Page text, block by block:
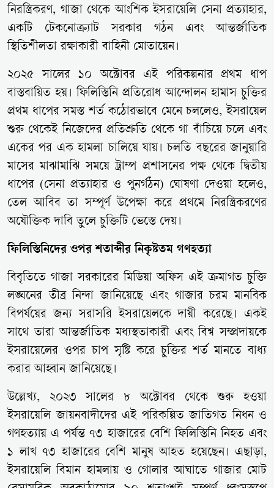
নিরস্ত্রিকরণ, গাজা থেকে আংশিক ইসরায়েলি সেনা প্রত্যাহার,
একটি টেকনোক্র্যাট সরকার গঠন এবং আন্তর্জাতিক
স্থিতিশীলতা রক্ষাকারী বাহিনী মোতায়েন।
২০২৫ সালের ১০ অক্টোবর এই পরিকল্পনার প্রথম ধাপ
বাস্তবায়িত হয়। ফিলিস্তিনি প্রতিরোধ আন্দোলন হামাস চুক্তির
প্রথম ধাপের সমস্ত শর্ত কঠোরভাবে মেনে চললেও, ইসরায়েল
শুরু থেকেই নিজেদের প্রতিশ্রুতি থেকে গা বাঁচিয়ে চলে এবং
একের পর এক হামলা চালিয়ে যায়। চলতি বছরের জানুয়ারি
মাসের মাঝামাঝি সময়ে ট্রাম্প প্রশাসনের পক্ষ থেকে দ্বিতীয়
ধাপের (সেনা প্রত্যাহার ও পুনর্গঠন) ঘোষণা দেওয়া হলেও,
তেল আবিব তা সম্পূর্ণ উপেক্ষা করে প্রথমে নিরস্ত্রিকরণের
অযৌক্তিক দাবি তুলে চুক্তিটি ভেস্তে দেয়।
ফিলিস্তিনিদের ওপর শতাব্দীর নিকৃষ্টতম গণহত্যা
বিবৃতিতে গাজা সরকারের মিডিয়া অফিস এই ক্রমাগত চুক্তি
লঙ্ঘনের তীব্র নিন্দা জানিয়েছে এবং গাজার চরম মানবিক
বিপর্যয়ের জন্য সরাসরি ইসরায়েলকে দায়ী করেছে। একই
সাথে তারা আন্তর্জাতিক মধ্যস্থতাকারী এবং বিশ্ব সম্প্রদায়কে
ইসরায়েলের ওপর চাপ সৃষ্টি করে চুক্তির শর্ত মানতে বাধ্য
করার আহ্বান জানিয়েছে।
উল্লেখ্য, ২০২৩ সালের ৮ অক্টোবর থেকে শুরু হওয়া
ইসরায়েলি জায়নবাদীদের এই পরিকল্পিত জাতিগত নিধন ও
গণহত্যায় এ পর্যন্ত ৭৩ হাজারের বেশি ফিলিস্তিনি নিহত এবং
১ লাখ ৭৩ হাজারের বেশি মানুষ আহত হয়েছেন। এছাড়া,
ইসরায়েলি বিমান হামলায় ও গোলার আঘাতে গাজার মোট